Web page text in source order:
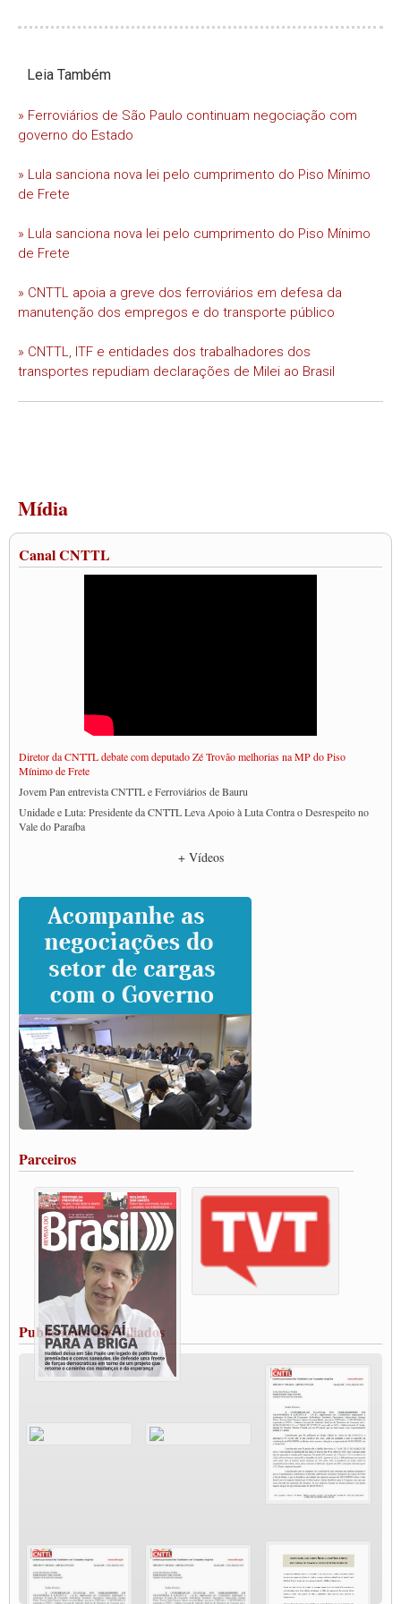
Leia Também
» Ferroviários de São Paulo continuam negociação com
governo do Estado
» Lula sanciona nova lei pelo cumprimento do Piso Mínimo
de Frete
» Lula sanciona nova lei pelo cumprimento do Piso Mínimo
de Frete
» CNTTL apoia a greve dos ferroviários em defesa da
manutenção dos empregos e do transporte público
» CNTTL, ITF e entidades dos trabalhadores dos
transportes repudiam declarações de Milei ao Brasil
Mídia
Canal CNTTL
Diretor da CNTTL debate com deputado Zé Trovão melhorias na MP do Piso
Mínimo de Frete
Jovem Pan entrevista CNTTL e Ferroviários de Bauru
Unidade e Luta: Presidente da CNTTL Leva Apoio à Luta Contra o Desrespeito no
Vale do Paraíba
Caminhoneiros prometem paralisação e cobram diálogo com Lula
CNTTL e lideranças de caminhoneiros participam de debate sobre saúde nas
rodovias
Paulinho e Litti debatem política global para transporte rodoviário de cargas na
SUTCRA no Uruguai
Grande Conquista da Categoria transporte de Cargas e Caminhoneiros Autonomos
ENCONTRO INTERNACIONAL EM APOIO A CLASSE TRABALHADORA
DO BRASIL E A ELEIÇÃO 2022
Carta às Brasileiras e aos Brasileiros em Defesa do Estado Democrático de Direito
Paulinho, presidente da CNTTL, faz balanço do 3º Congresso da CNTTL
Caminhoneiros aprovam greve a partir do 1º de novembro
Rodoviários de Feira Santana fazem Assembleia para avaliar proposta de reajuste
salarial
Vacina Já: Lockdown de 24 horas dos trabalhadores em transportes está mantido,
Condutores de Guarulhos farão greve sanitária nesta terça-feira (20)
Paralisação dos Caminhoneiros na #BR285, entrocamento que liga o Mercosul ao
Rio Grande
Caminhoneiros bloqueiam duas faixas na Castello Branco e fazem protesto
Modal-Live #13 Aumento da Violência Contra Mulher e o Adoecimento da Classe
Trabalhadora em Tempos de Pandemia
MODAL-LIVE#12 POLÍTICAS PÚBLICAS DE TRANSPORTE PARA A
CLASSE TRABALHADORA E ELEIÇÕES NA PANDEMIA
MODAL-LIVE#11 POLÍTICAS PÚBLICAS DE TRANSPORTE
JUVENTUDE DO TRANSPORTE: POR QUE DEVEMOS NOS ORGANIZAR?
Fabio Primo testa positivo para Coronavírus, mas está bem de saúde
Modal-Live#9 Quais são os direitos dos trabalhador@s que contraem a Covid-19 na
Participe da Campanha Fora Bolsonaro
CNTTL e FECOOTAC apoiam Campanha de testes de COVID-19 para
MODAL-LIVE#8 - Lideranças sindicais da CNTTL, CGTB e dos caminhoneiros
O PAPEL DA ITF E FUTAC NAS LUTAS, EMPREGO, DIREITOS EM
ESCALA GLOBAL E DA DEFESA DA VIDA
Modal-Live #6: Com participação especial do professor da Unisinos e Doutor em
Ciências da Comunicação da USP, Rafael Grohmann, que coordena uma pesquisa
+ Vídeos
Parceiros
Publicações dos Filiados